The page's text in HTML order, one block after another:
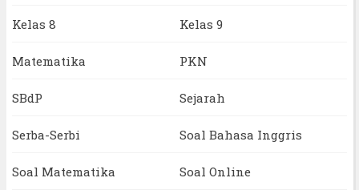
Kelas 8 Kelas 9
Matematika PKN
SBdP Sejarah
Serba-Serbi Soal Bahasa Inggris
Soal Matematika Soal Online